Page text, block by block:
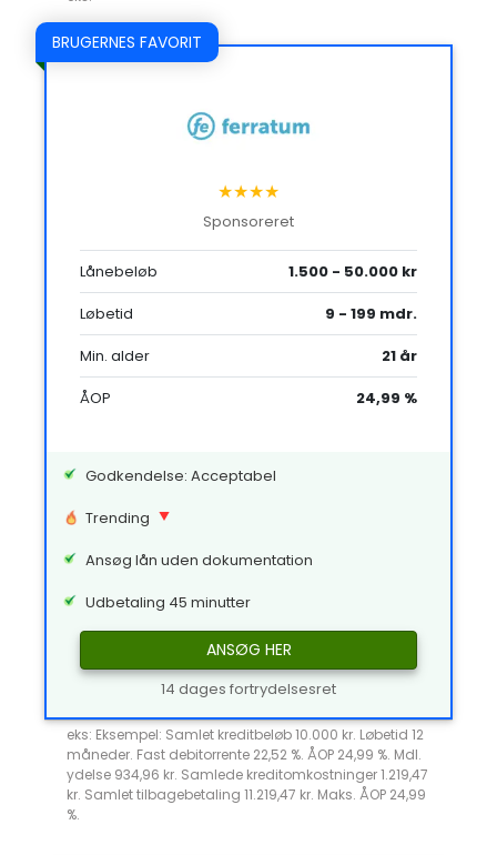
BRUGERNES FAVORIT
★★★★
Sponsoreret
Lånebeløb
1.500 - 50.000 kr
Løbetid
9 - 199 mdr.
Min. alder
21 år
ÅOP
24,99 %
Godkendelse: Acceptabel
Trending
Ansøg lån uden dokumentation
Udbetaling 45 minutter
ANSØG HER
14 dages fortrydelsesret
eks: Eksempel: Samlet kreditbeløb 10.000 kr. Løbetid 12
måneder. Fast debitorrente 22,52 %. ÅOP 24,99 %. Mdl.
ydelse 934,96 kr. Samlede kreditomkostninger 1.219,47
kr. Samlet tilbagebetaling 11.219,47 kr. Maks. ÅOP 24,99
%.